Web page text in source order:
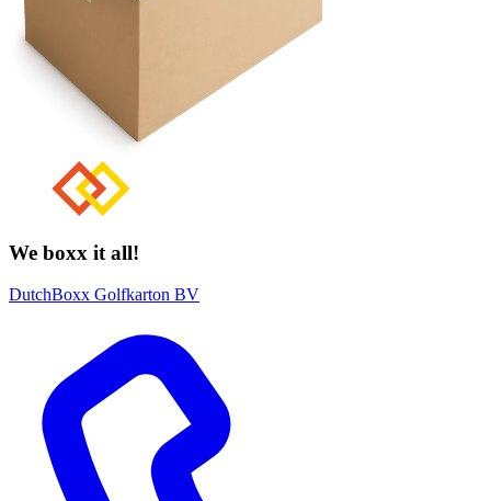
We boxx it all!
DutchBoxx Golfkarton BV